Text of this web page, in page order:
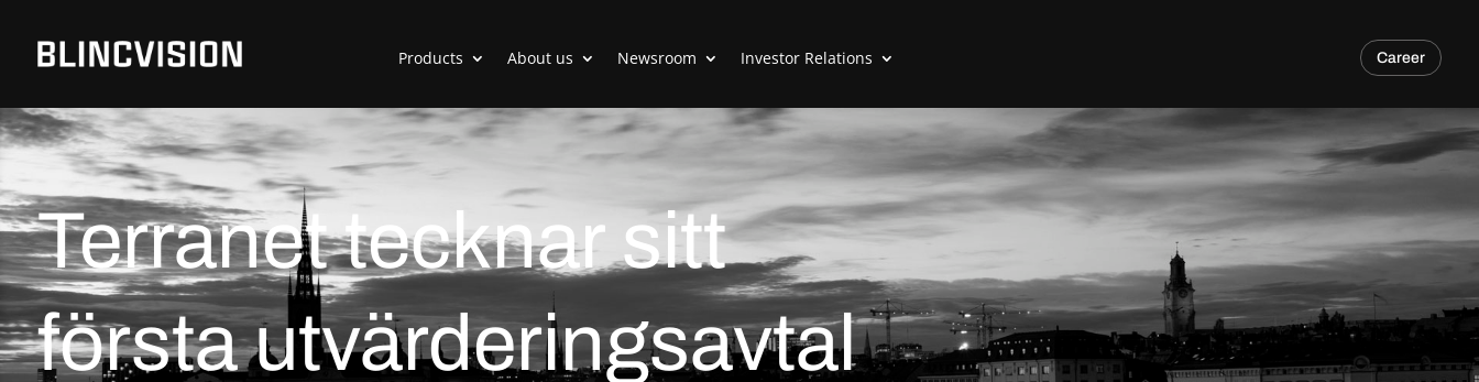
Products About us Newsroom Investor Relations Career
Terranet tecknar sitt
första utvärderingsavtal